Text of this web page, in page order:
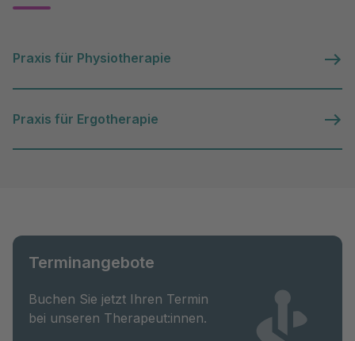
Praxis für Physiotherapie
Praxis für Ergotherapie
Terminangebote
Buchen Sie jetzt Ihren Termin
bei unseren Therapeut:innen.